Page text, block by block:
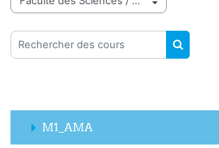
Catégories de cours
Rechercher des cours
M1_AMA